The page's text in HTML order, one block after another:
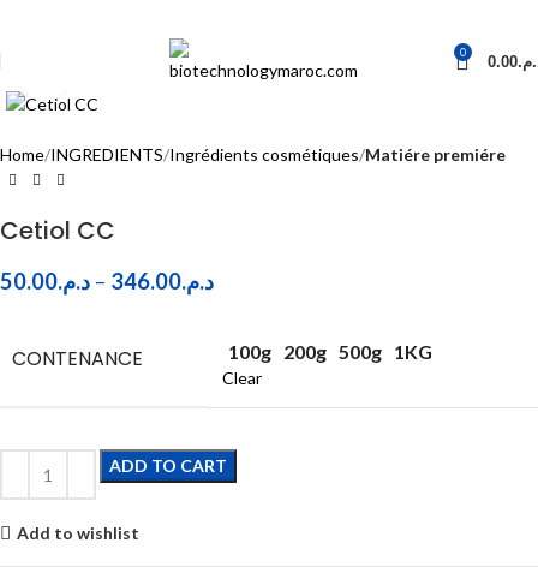
0 0.00
Click to enlarge
Home INGREDIENTS Ingrédients cosmétiques Matiére premiére
Cetiol CC
د.م.50.00 – د.م.346.00
CONTENANCE 100g 200g 500g 1KG
Clear
ADD TO CART
Add to wishlist